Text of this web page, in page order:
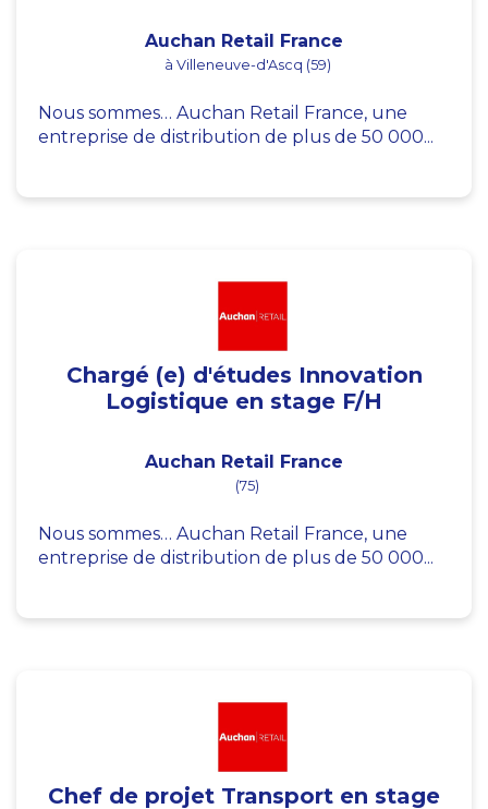
Auchan Retail France
à Villeneuve-d'Ascq (59)
Nous sommes… Auchan Retail France, une
entreprise de distribution de plus de 50 000...
Chargé (e) d'études Innovation
Logistique en stage F/H
Auchan Retail France
(75)
Nous sommes… Auchan Retail France, une
entreprise de distribution de plus de 50 000...
Chef de projet Transport en stage